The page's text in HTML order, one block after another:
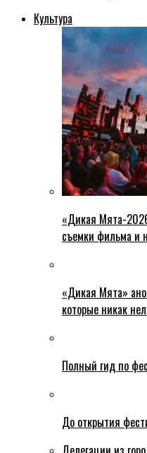
Культура
«Дикая Мята-
съемки фильма и
«Дикая Мята»
которые никак
Полный гид по
До открытия